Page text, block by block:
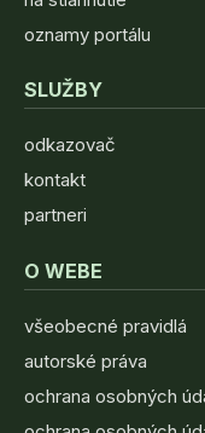
oznamy portálu
SLUŽBY
odkazovač
kontakt
partneri
O WEBE
všeobecné pravidlá
autorské práva
ochrana osobných